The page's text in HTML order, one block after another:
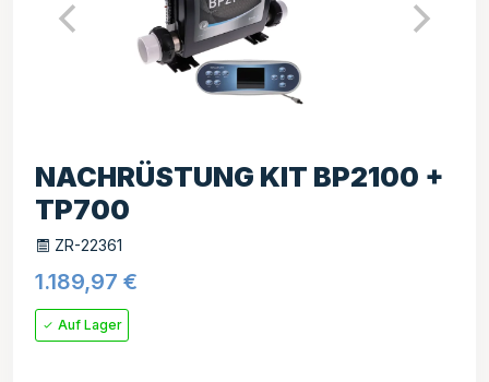
NACHRÜSTUNG KIT BP2100 +
TP700
ZR-22361
1.189,97 €
Auf Lager